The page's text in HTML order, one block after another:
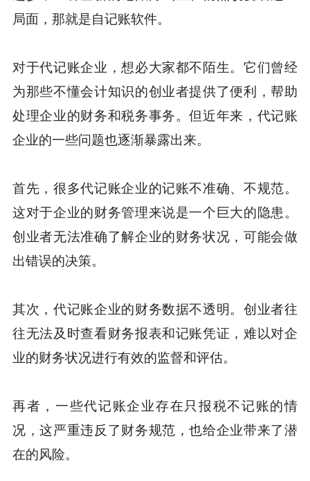
局面，那就是自记账软件。
对于代记账企业，想必大家都不陌生。它们曾经
为那些不懂会计知识的创业者提供了便利，帮助
处理企业的财务和税务事务。但近年来，代记账
企业的一些问题也逐渐暴露出来。
首先，很多代记账企业的记账不准确、不规范。
这对于企业的财务管理来说是一个巨大的隐患。
创业者无法准确了解企业的财务状况，可能会做
出错误的决策。
其次，代记账企业的财务数据不透明。创业者往
往无法及时查看财务报表和记账凭证，难以对企
业的财务状况进行有效的监督和评估。
再者，一些代记账企业存在只报税不记账的情
况，这严重违反了财务规范，也给企业带来了潜
在的风险。